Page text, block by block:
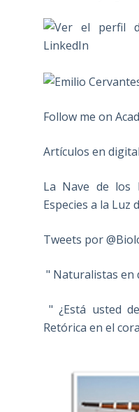
Follow me on
Artículos en digital
La Nave de los
Especies a la Luz
Tweets por
" Naturalistas en
" ¿Está usted
Retórica en el